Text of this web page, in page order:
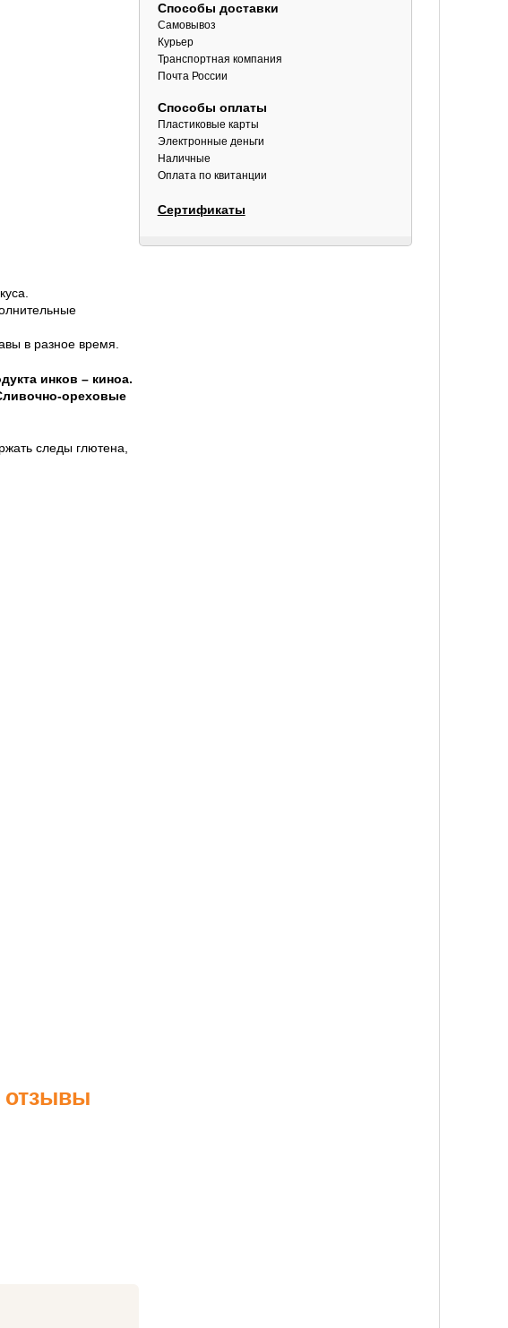
Способы доставки
Самовывоз
Курьер
Транспортная компания
Почта России
Способы оплаты
Пластиковые карты
Электронные деньги
Наличные
Оплата по квитанции
Сертификаты
в разное время.
инков – киноа.
ореховые
следы глютена,
отзывы